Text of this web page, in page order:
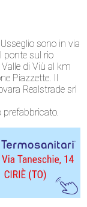
Usseglio sono in via
ponte sul rio
di Viù al km
Piazzette. Il
Realstrade srl
prefabbricato.